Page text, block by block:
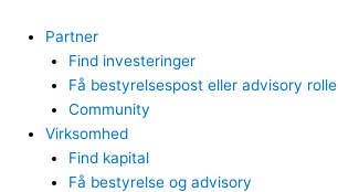
indholdet
Partner
Find investeringer
Få bestyrelsespost eller advisory rolle
Community
Virksomhed
Find kapital
Få bestyrelse og advisory